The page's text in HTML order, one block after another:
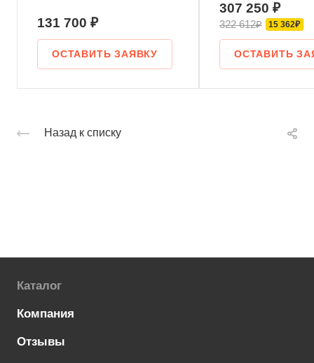
131 700 ₽
ОСТАВИТЬ ЗАЯВКУ
шлифовка
307 250 ₽
322 612₽ 15 362₽
ОСТАВИТЬ
Назад к списку
Каталог
Компания
Отзывы